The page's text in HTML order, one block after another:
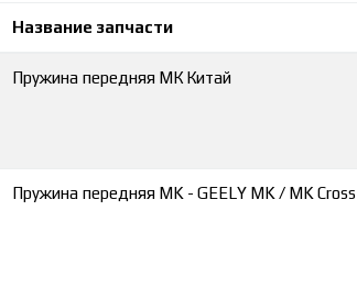
Название запчасти
Пружина передняя МК Китай
Пружина передняя MK - GEELY MK / MK Cross